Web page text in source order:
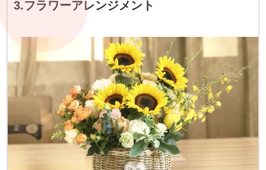
3.フラワーアレンジメント